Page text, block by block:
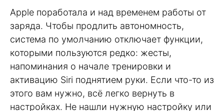
Apple поработала и над временем работы от
заряда. Чтобы продлить автономность,
система по умолчанию отключает функции,
которыми пользуются редко: жесты,
напоминания о начале тренировки и
активацию Siri поднятием руки. Если что-то из
этого вам нужно, всё легко вернуть в
настройках. Не нашли нужную настройку или